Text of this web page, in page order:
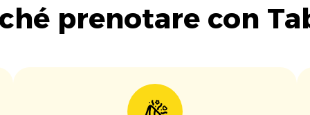
prenotare con